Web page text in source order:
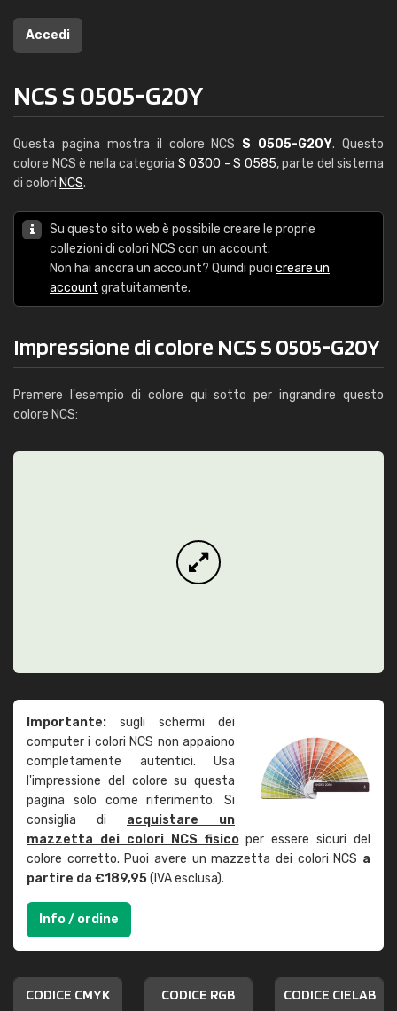
Accedi
NCS S 0505-G20Y
Questa pagina mostra il colore NCS S 0505-G20Y. Questo
colore NCS è nella categoria S 0300 - S 0585, parte del sistema
di colori NCS.
Su questo sito web è possibile creare le proprie
collezioni di colori NCS con un account.
Non hai ancora un account? Quindi puoi creare un
account gratuitamente.
Impressione di colore NCS S 0505-G20Y
Premere l'esempio di colore qui sotto per ingrandire questo
colore NCS:
Importante: sugli schermi dei
computer i colori NCS non appaiono
completamente autentici. Usa
l'impressione del colore su questa
pagina solo come riferimento. Si
consiglia di acquistare un
mazzetta dei colori NCS fisicoper essere sicuri del
colore corretto. Puoi avere un mazzetta dei colori NCS a
partire da €189,95(IVA esclusa).
Info / ordine
CODICE CMYK CODICE RGB CODICE CIELAB